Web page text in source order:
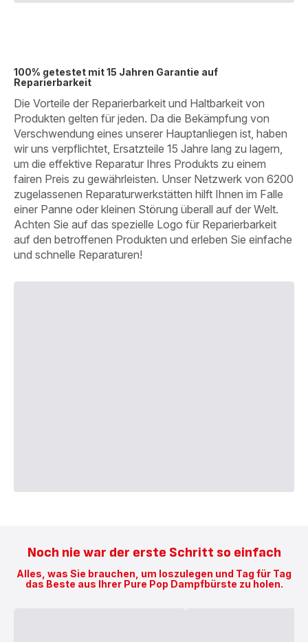
100% getestet mit 15 Jahren Garantie auf
Reparierbarkeit
Die Vorteile der Reparierbarkeit und Haltbarkeit von
Produkten gelten für jeden. Da die Bekämpfung von
Verschwendung eines unserer Hauptanliegen ist, haben
wir uns verpflichtet, Ersatzteile 15 Jahre lang zu lagern,
um die effektive Reparatur Ihres Produkts zu einem
fairen Preis zu gewährleisten. Unser Netzwerk von 6200
zugelassenen Reparaturwerkstätten hilft Ihnen im Falle
einer Panne oder kleinen Störung überall auf der Welt.
Achten Sie auf das spezielle Logo für Reparierbarkeit
auf den betroffenen Produkten und erleben Sie einfache
und schnelle Reparaturen!
Noch nie war der erste Schritt so einfach
Alles, was Sie brauchen, um loszulegen und Tag für Tag
das Beste aus Ihrer Pure Pop Dampfbürste zu holen.